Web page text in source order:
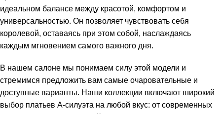
идеальном балансе между красотой, комфортом и
универсальностью. Он позволяет чувствовать себя
королевой, оставаясь при этом собой, наслаждаясь
каждым мгновением самого важного дня.
В нашем салоне мы понимаем силу этой модели и
стремимся предложить вам самые очаровательные и
доступные варианты. Наши коллекции включают широкий
выбор платьев А-силуэта на любой вкус: от современных